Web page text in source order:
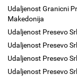
Udaljenost Granicni
Makedonija
Udaljenost Presevo
Udaljenost Presevo
Udaljenost Presevo
Udaljenost Presevo